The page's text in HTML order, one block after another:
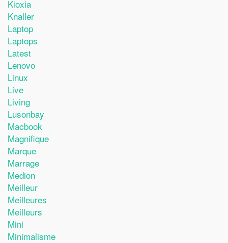
Kioxia
Knaller
Laptop
Laptops
Latest
Lenovo
Linux
Live
Living
Lusonbay
Macbook
Magnifique
Marque
Marrage
Medion
Meilleur
Meilleures
Meilleurs
Mini
Minimalisme